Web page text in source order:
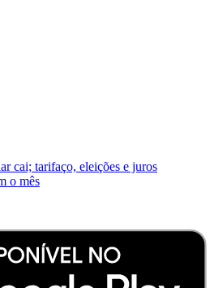
cai; tarifaço, eleições e juros
o mês